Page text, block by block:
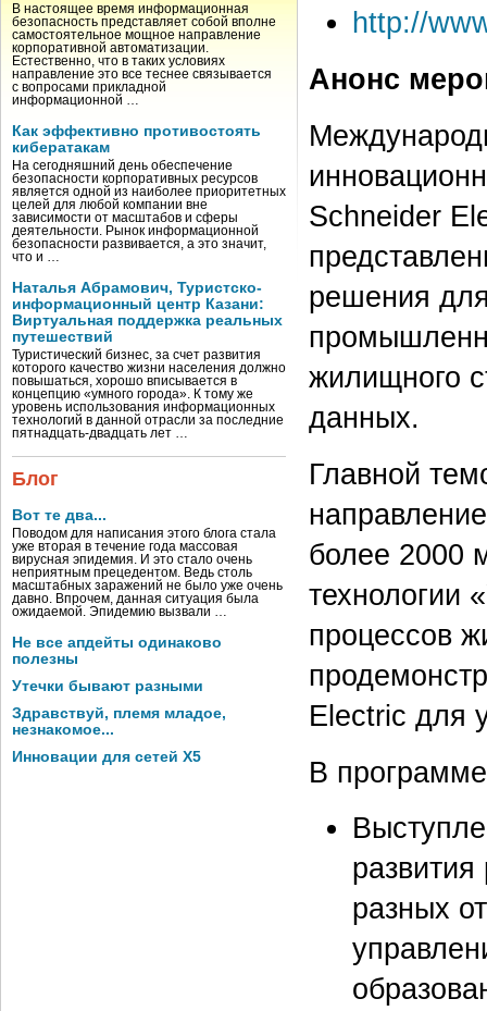
В настоящее время информационная
безопасность представляет собой вполне
самостоятельное мощное направление
корпоративной автоматизации.
Естественно, что в таких условиях
направление это все теснее связывается
с вопросами прикладной
информационной …
Как эффективно противостоять
кибератакам
На сегодняшний день обеспечение
безопасности корпоративных ресурсов
является одной из наиболее приоритетных
целей для любой компании вне
зависимости от масштабов и сферы
деятельности. Рынок информационной
безопасности развивается, а это значит,
что и …
Наталья Абрамович, Туристско-
информационный центр Казани:
Виртуальная поддержка реальных
путешествий
Туристический бизнес, за счет развития
которого качество жизни населения должно
повышаться, хорошо вписывается в
концепцию «умного города». К тому же
уровень использования информационных
технологий в данной отрасли за последние
пятнадцать-двадцать лет …
Блог
Вот те два...
Поводом для написания этого блога стала
уже вторая в течение года массовая
вирусная эпидемия. И это стало очень
неприятным прецедентом. Ведь столь
масштабных заражений не было уже очень
давно. Впрочем, данная ситуация была
ожидаемой. Эпидемию вызвали …
Не все апдейты одинаково
полезны
Утечки бывают разными
Здравствуй, племя младое,
незнакомое...
Инновации для сетей X5
http://
Анонс
Schneider
решения
жилищного
данных.
Главной
более 2000
технологии
процессов
Electric для
В
разных